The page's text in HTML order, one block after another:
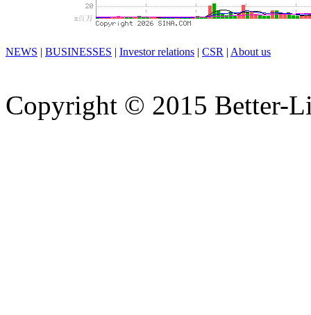
NEWS | BUSINESSES | Investor relations | CSR | About us
Copyright © 2015 Better-